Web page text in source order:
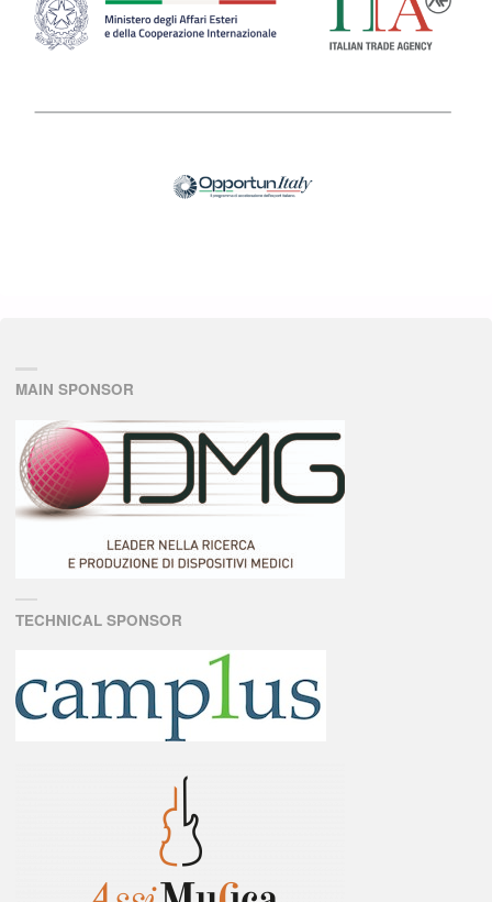
MAIN SPONSOR
TECHNICAL SPONSOR